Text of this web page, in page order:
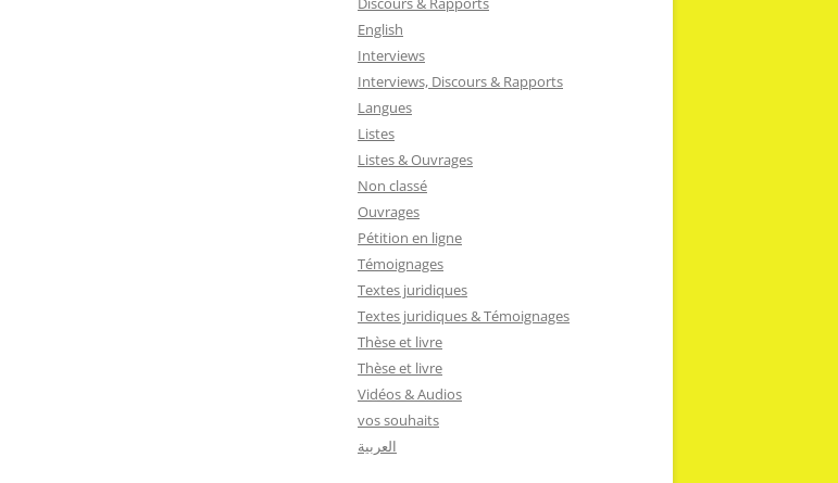
English
Interviews
Interviews, Discours & Rapports
Langues
Listes
Listes & Ouvrages
Non classé
Ouvrages
Pétition en ligne
Témoignages
Textes juridiques
Textes juridiques & Témoignages
Thèse et livre
Thèse et livre
Vidéos & Audios
vos souhaits
العربية